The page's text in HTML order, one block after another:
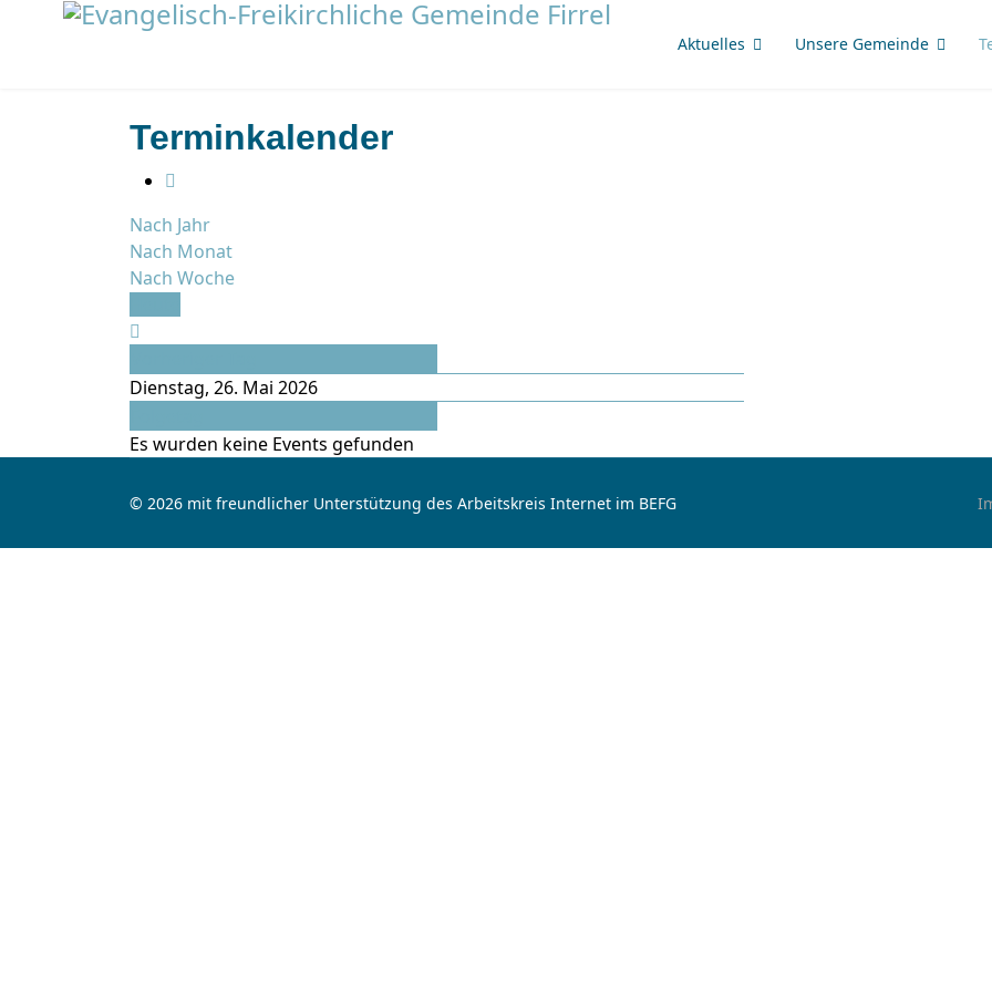
Aktuelles Unsere Gemeinde
Terminkalender
Nach Jahr
Nach Monat
Nach Woche
Dienstag, 26. Mai 2026
Es wurden keine Events gefunden
© 2026 mit freundlicher Unterstützung des Arbeitskreis Internet im BEFG